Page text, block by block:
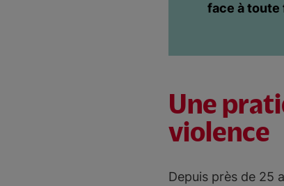
face à toute
Une
violence
Depuis près de 25